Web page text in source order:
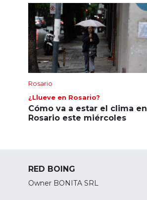
Rosario
¿Llueve en Rosario?
Cómo va a estar el clima en
Rosario este miércoles
RED BOING
Owner BONITA SRL